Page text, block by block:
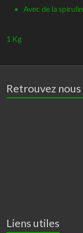
Avec de la
1 Kg
Retrouvez
Liens utiles